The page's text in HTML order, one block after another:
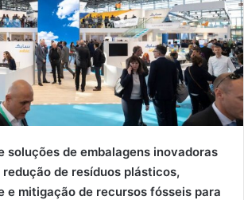
soluções de embalagens inovadoras
de resíduos plásticos,
e mitigação de recursos fósseis para